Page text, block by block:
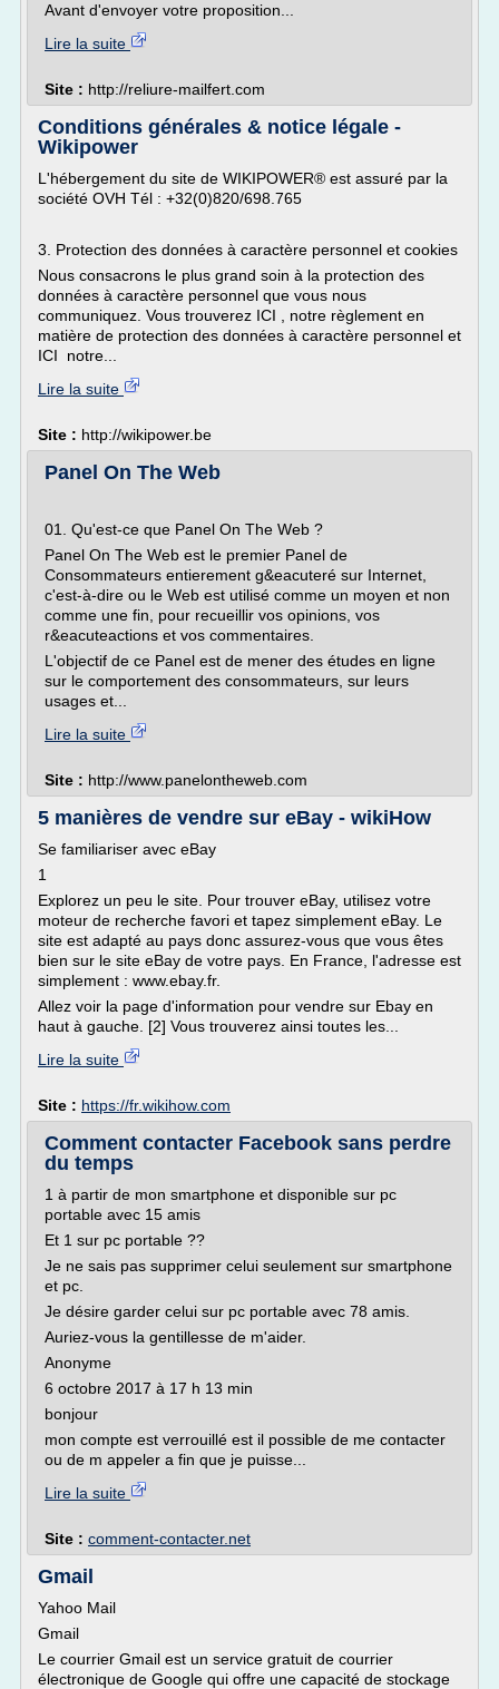
Avant d'envoyer votre proposition...
Lire la suite
Site : http://reliure-mailfert.com
Conditions générales & notice légale -
Wikipower
L'hébergement du site de WIKIPOWER® est assuré par la
société OVH Tél : +32(0)820/698.765
3. Protection des données à caractère personnel et cookies
Nous consacrons le plus grand soin à la protection des
données à caractère personnel que vous nous
communiquez. Vous trouverez ICI , notre règlement en
matière de protection des données à caractère personnel et
ICI notre...
Lire la suite
Site : http://wikipower.be
Panel On The Web
01. Qu'est-ce que Panel On The Web ?
Panel On The Web est le premier Panel de
Consommateurs entierement g&eacuteré sur Internet,
c'est-à-dire ou le Web est utilisé comme un moyen et non
comme une fin, pour recueillir vos opinions, vos
r&eacuteactions et vos commentaires.
L'objectif de ce Panel est de mener des études en ligne
sur le comportement des consommateurs, sur leurs
usages et...
Lire la suite
Site : http://www.panelontheweb.com
5 manières de vendre sur eBay - wikiHow
Se familiariser avec eBay
1
Explorez un peu le site. Pour trouver eBay, utilisez votre
moteur de recherche favori et tapez simplement eBay. Le
site est adapté au pays donc assurez-vous que vous êtes
bien sur le site eBay de votre pays. En France, l'adresse est
simplement : www.ebay.fr.
Allez voir la page d'information pour vendre sur Ebay en
haut à gauche. [2] Vous trouverez ainsi toutes les...
Lire la suite
Site : https://fr.wikihow.com
Comment contacter Facebook sans perdre
du temps
1 à partir de mon smartphone et disponible sur pc
portable avec 15 amis
Et 1 sur pc portable ??
Je ne sais pas supprimer celui seulement sur smartphone
et pc.
Je désire garder celui sur pc portable avec 78 amis.
Auriez-vous la gentillesse de m'aider.
Anonyme
6 octobre 2017 à 17 h 13 min
bonjour
mon compte est verrouillé est il possible de me contacter
ou de m appeler a fin que je puisse...
Lire la suite
Site : comment-contacter.net
Gmail
Yahoo Mail
Gmail
Le courrier Gmail est un service gratuit de courrier
électronique de Google qui offre une capacité de stockage